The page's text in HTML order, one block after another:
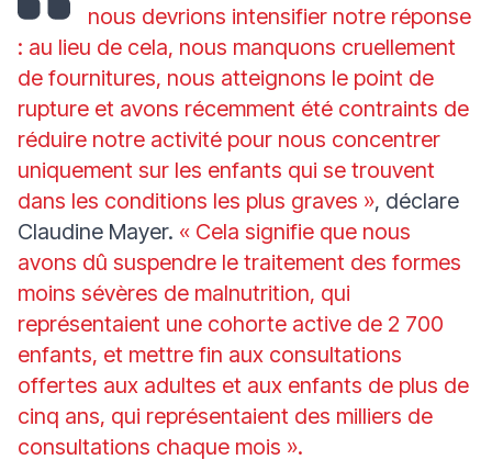
nous devrions intensifier notre réponse
: au lieu de cela, nous manquons cruellement
de fournitures, nous atteignons le point de
rupture et avons récemment été contraints de
réduire notre activité pour nous concentrer
uniquement sur les enfants qui se trouvent
dans les conditions les plus graves », déclare
Claudine Mayer. « Cela signifie que nous
avons dû suspendre le traitement des formes
moins sévères de malnutrition, qui
représentaient une cohorte active de 2 700
enfants, et mettre fin aux consultations
offertes aux adultes et aux enfants de plus de
cinq ans, qui représentaient des milliers de
consultations chaque mois ».